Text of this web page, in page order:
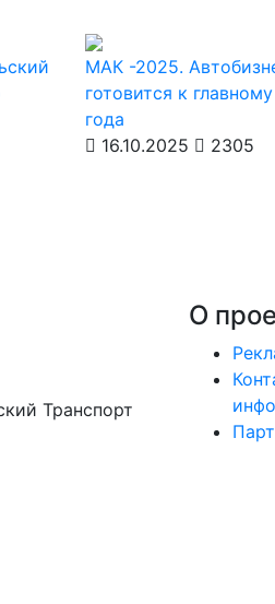
МАК -2025.
готовится к
года
16.10.2025
2305
Транспорт
О